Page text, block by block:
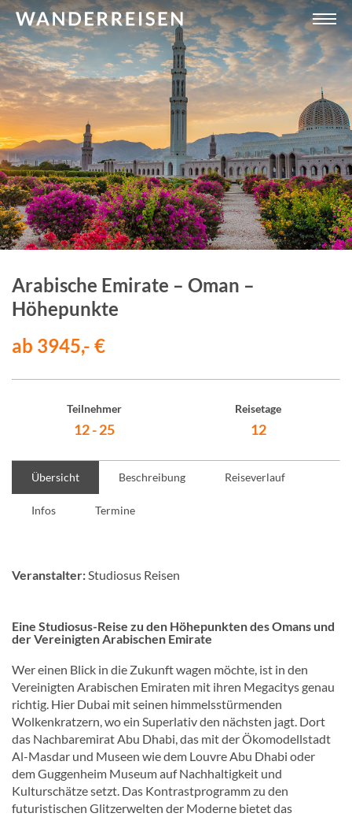
Arabische Emirate – Oman –
Höhepunkte
ab 3945,- €
Teilnehmer
12 - 25
Reisetage
12
Übersicht Beschreibung Reiseverlauf
Infos Termine
Veranstalter:Studiosus Reisen
Eine Studiosus-Reise zu den Höhepunkten des Omans und
der Vereinigten Arabischen Emirate
Wer einen Blick in die Zukunft wagen möchte, ist in den
Vereinigten Arabischen Emiraten mit ihren Megacitys genau
richtig. Hier Dubai mit seinen himmelsstürmenden
Wolkenkratzern, wo ein Superlativ den nächsten jagt. Dort
das Nachbaremirat Abu Dhabi, das mit der Ökomodellstadt
Al-Masdar und Museen wie dem Louvre Abu Dhabi oder
dem Guggenheim Museum auf Nachhaltigkeit und
Kulturschätze setzt. Das Kontrastprogramm zu den
futuristischen Glitzerwelten der Moderne bietet das